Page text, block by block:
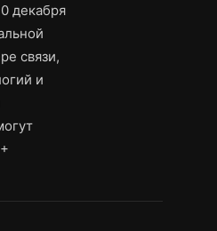
декабря
связи,
и